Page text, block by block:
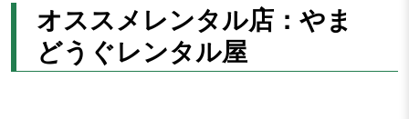
オススメレンタル店：やま
どうぐレンタル屋